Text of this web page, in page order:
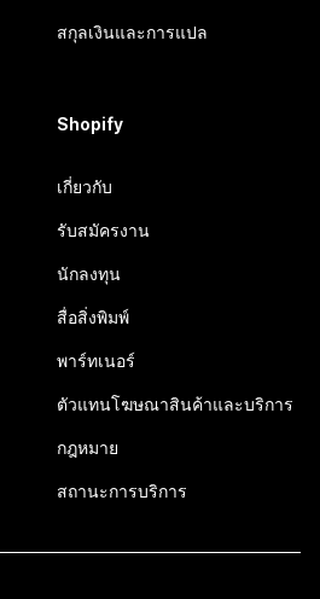
สกุลเงินและการแปล
Shopify
เกี่ยวกับ
รับสมัครงาน
นักลงทุน
สื่อสิ่งพิมพ์
พาร์ทเนอร์
ตัวแทนโฆษณาสินค้าและบริการ
กฎหมาย
สถานะการบริการ